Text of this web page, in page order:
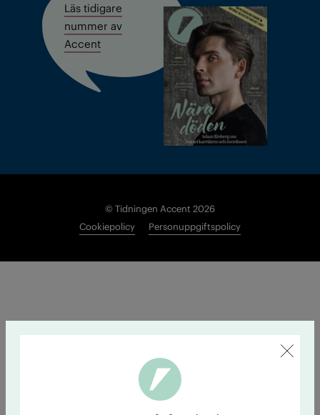
Läs tidigare
nummer av
Accent
© Tidningen Accent 2026
Cookiepolicy
Personuppgiftspolicy